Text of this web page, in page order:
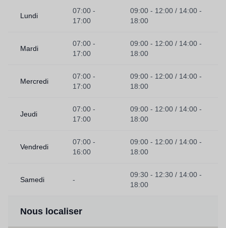
Lundi
07:00 -
17:00
09:00 - 12:00 / 14:00 -
18:00
Mardi
07:00 -
17:00
09:00 - 12:00 / 14:00 -
18:00
Mercredi
07:00 -
17:00
09:00 - 12:00 / 14:00 -
18:00
Jeudi
07:00 -
17:00
09:00 - 12:00 / 14:00 -
18:00
Vendredi
07:00 -
16:00
09:00 - 12:00 / 14:00 -
18:00
Samedi -
09:30 - 12:30 / 14:00 -
18:00
Nous localiser